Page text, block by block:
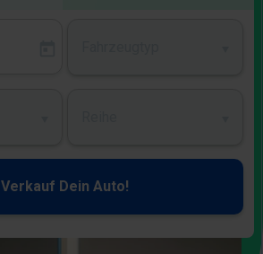
Verkauf Dein Auto!